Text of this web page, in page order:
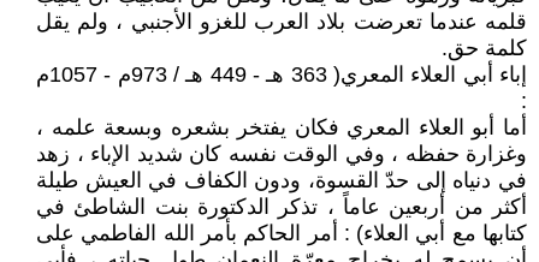
قلمه عندما تعرضت بلاد العرب للغزو الأجنبي ، ولم يقل
كلمة حق.
إباء أبي العلاء المعري( 363 هـ - 449 هـ / 973م - 1057م
:
أما أبو العلاء المعري فكان يفتخر بشعره وبسعة علمه ،
وغزارة حفظه ، وفي الوقت نفسه كان شديد الإباء ، زهد
في دنياه إلى حدّ القسوة، ودون الكفاف في العيش طيلة
أكثر من أربعين عاماً ، تذكر الدكتورة بنت الشاطئ في
كتابها مع أبي العلاء) : أمر الحاكم بأمر الله الفاطمي على